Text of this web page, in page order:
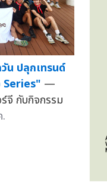
น ปลุกเทรนด์
Series" —
จี กับกิจกรรม